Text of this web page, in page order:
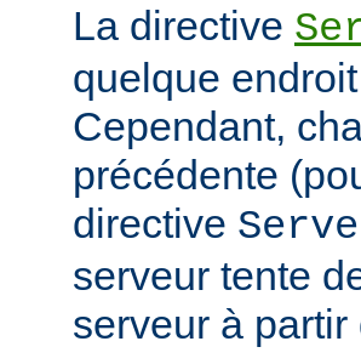
La directive
quelque
Cependant,
précédente
directive
serveur tente
serveur à partir